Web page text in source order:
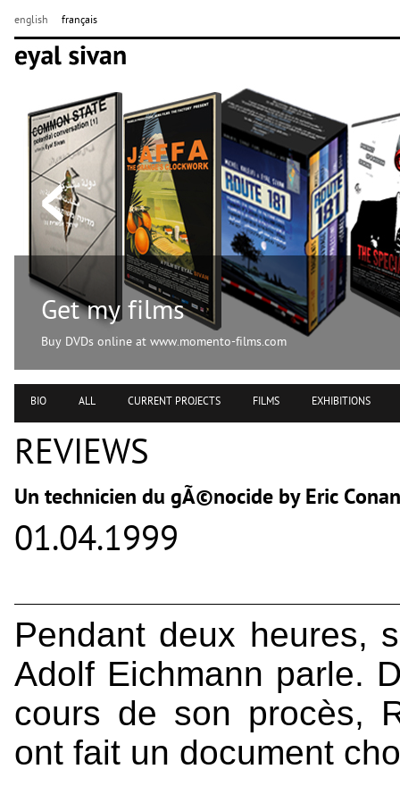
english français
Get my films
Buy DVDs online at www.momento-films.com
BIO ALL CURRENT PROJECTS FILMS EXHIBITIONS
REVIEWS
Un technicien du gÃ©nocide by Eric
01.04.1999
Pendant deux heures,
Adolf Eichmann parle.
cours de son procès,
ont fait un document